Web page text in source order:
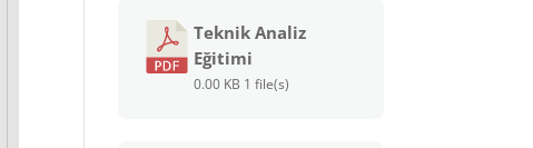
Teknik Analiz
Eğitimi
0.00 KB 1 file(s)